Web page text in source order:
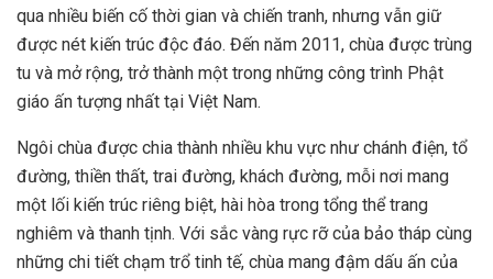
qua nhiều biến cố thời gian và chiến tranh, nhưng vẫn giữ
được nét kiến trúc độc đáo. Đến năm 2011, chùa được trùng
tu và mở rộng, trở thành một trong những công trình Phật
giáo ấn tượng nhất tại Việt Nam.
Ngôi chùa được chia thành nhiều khu vực như chánh điện, tổ
đường, thiền thất, trai đường, khách đường, mỗi nơi mang
một lối kiến trúc riêng biệt, hài hòa trong tổng thể trang
nghiêm và thanh tịnh. Với sắc vàng rực rỡ của bảo tháp cùng
những chi tiết chạm trổ tinh tế, chùa mang đậm dấu ấn của